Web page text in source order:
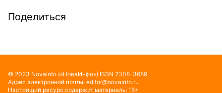
Поделиться
© 2023 NovaInfo («НоваИнфо») ISSN 2308-3689
Адрес электронной почты: editor@novainfo.ru
Настоящий ресурс содержит материалы 16+